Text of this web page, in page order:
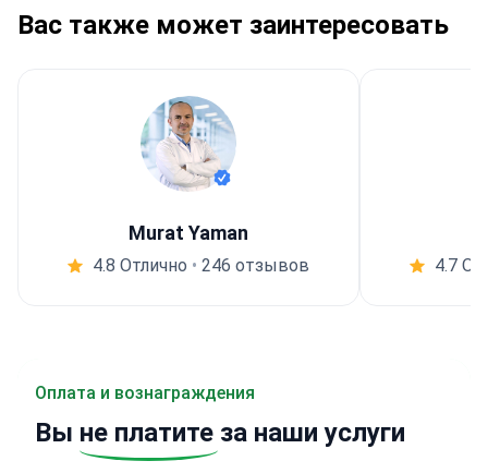
Вас также может заинтересовать
Murat Yaman
4.8 Отлично • 246 отзывов 4.7
Оплата и вознаграждения
Вы не платите за наши услуги